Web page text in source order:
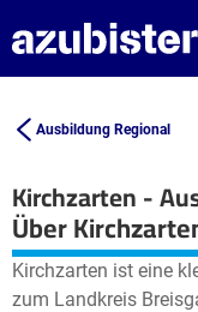
Ausbildung Regional
Kirchzarten -
+
−
Über
Kirchzarten ist eine
zum Landkreis